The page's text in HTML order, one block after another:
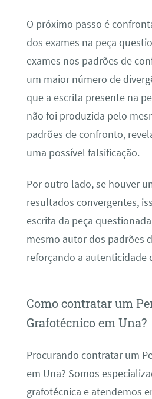
O próximo passo é
dos exames na peça
exames nos padrões de
um maior número de
que a escrita presente na
não foi produzida pelo
padrões de confronto,
uma possível falsificação.
Por outro lado, se houver
resultados convergentes,
escrita da peça
mesmo autor dos padrões
reforçando a autenticidade
Como contratar um
Grafotécnico em Una?
Procurando contratar um
em Una? Somos
grafotécnica e atendemos